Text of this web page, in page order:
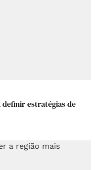
estratégias de